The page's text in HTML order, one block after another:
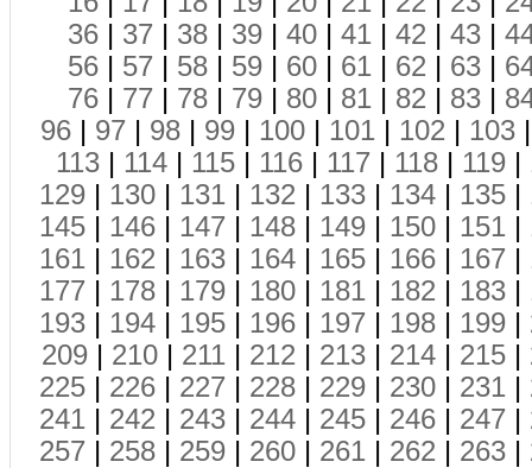
36 | 37 | 38 | 39 | 40 | 41 | 42 | 43 |
56 | 57 | 58 | 59 | 60 | 61 | 62 | 63 |
76 | 77 | 78 | 79 | 80 | 81 | 82 | 83 |
96 | 97 | 98 | 99 | 100 | 101 | 102 | 103
113 | 114 | 115 | 116 | 117 | 118 | 119 |
129 | 130 | 131 | 132 | 133 | 134 | 135 |
145 | 146 | 147 | 148 | 149 | 150 | 151 |
161 | 162 | 163 | 164 | 165 | 166 | 167 |
177 | 178 | 179 | 180 | 181 | 182 | 183 |
193 | 194 | 195 | 196 | 197 | 198 | 199 |
209 | 210 | 211 | 212 | 213 | 214 | 215 |
225 | 226 | 227 | 228 | 229 | 230 | 231 |
241 | 242 | 243 | 244 | 245 | 246 | 247 |
257 | 258 | 259 | 260 | 261 | 262 | 263 |